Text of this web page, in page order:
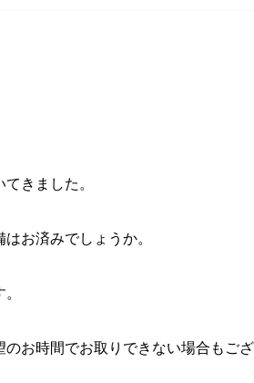
きました。
お済みでしょうか。
お時間でお取りできない場合もご